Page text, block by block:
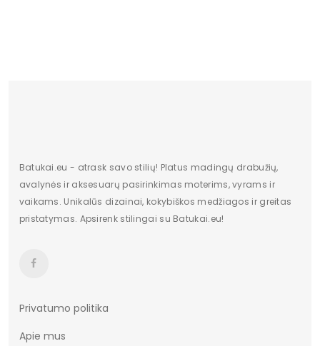
padas
Valdiklis -
Būklė Nauja
Batukai.eu - atrask savo stilių! Platus madingų drabužių,
avalynės ir aksesuarų pasirinkimas moterims, vyrams ir
vaikams. Unikalūs dizainai, kokybiškos medžiagos ir greitas
pristatymas. Apsirenk stilingai su Batukai.eu!
Privatumo politika
Apie mus